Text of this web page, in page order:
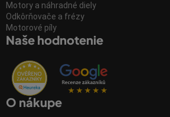
Motory a náhradné diely
Odkôrňovače a frézy
Motorové píly
Naše hodnotenie
O nákupe